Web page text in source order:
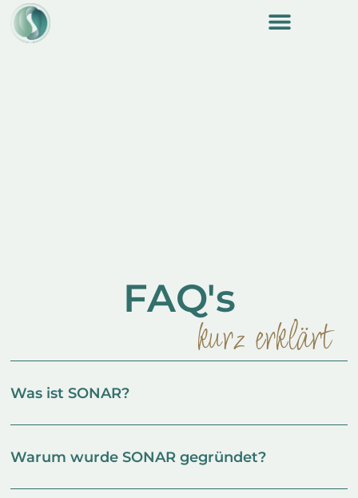
FAQ's
kurz erklärt
Was ist SONAR?
Warum wurde SONAR gegründet?